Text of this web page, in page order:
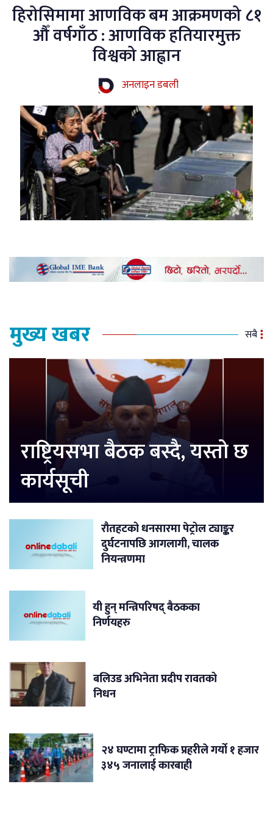
हिरोसिमामा आणविक बम आक्रमणको ८१
औँ वर्षगाँठ : आणविक हतियारमुक्त
विश्वको आह्वान
अनलाइन डबली
मुख्य खबर सबै
राष्ट्रियसभा बैठक बस्दै, यस्तो छ
कार्यसूची
रौतहटको धनसारमा पेट्रोल ट्याङ्कर
दुर्घटनापछि आगलागी, चालक
नियन्त्रणमा
यी हुन् मन्त्रिपरिषद् बैठकका
निर्णयहरु
बलिउड अभिनेता प्रदीप रावतको
निधन
२४ घण्टामा ट्राफिक प्रहरीले गर्यो १ हजार
३४५ जनालाई कारबाही